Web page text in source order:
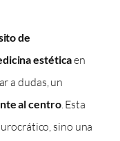
de
estéticaen
a dudas, un
al centro. Esta
sino una